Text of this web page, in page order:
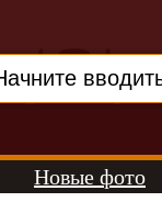
Новые фото